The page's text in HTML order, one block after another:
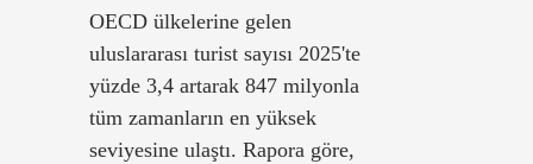
OECD ülkelerine gelen
uluslararası turist sayısı 2025'te
yüzde 3,4 artarak 847 milyonla
tüm zamanların en yüksek
seviyesine ulaştı. Rapora göre,